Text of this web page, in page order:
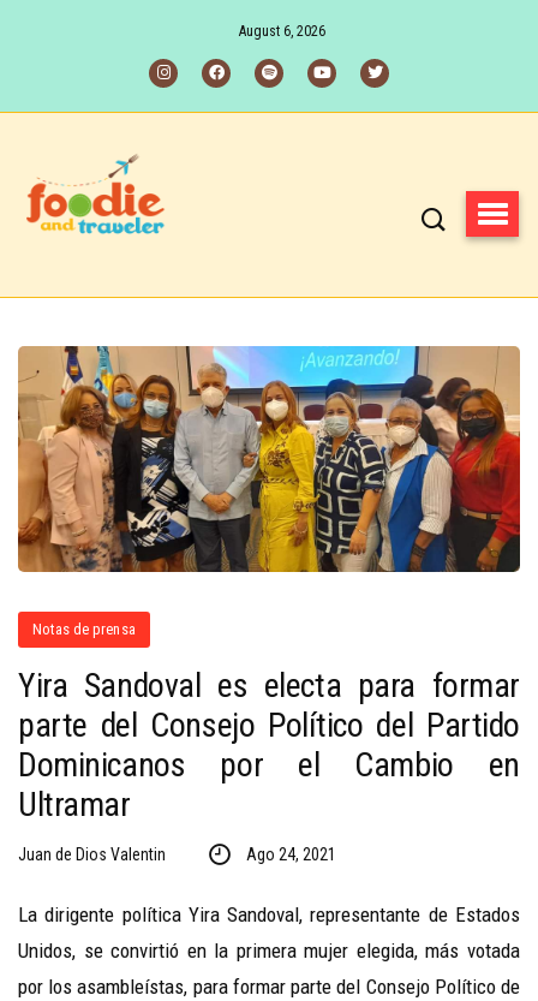
August 6, 2026
Notas de prensa
Yira Sandoval es electa para formar
parte del Consejo Político del Partido
Dominicanos por el Cambio en
Ultramar
Juan de Dios Valentin Ago 24, 2021
La dirigente política Yira Sandoval, representante de Estados
Unidos, se convirtió en la primera mujer elegida, más votada
por los asambleístas, para formar parte del Consejo Político de